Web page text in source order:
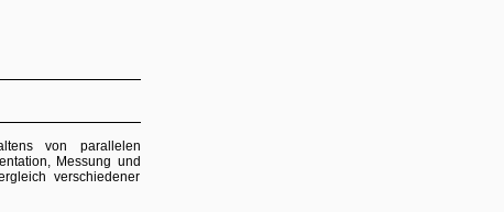
von parallelen
Messung und
verschiedener